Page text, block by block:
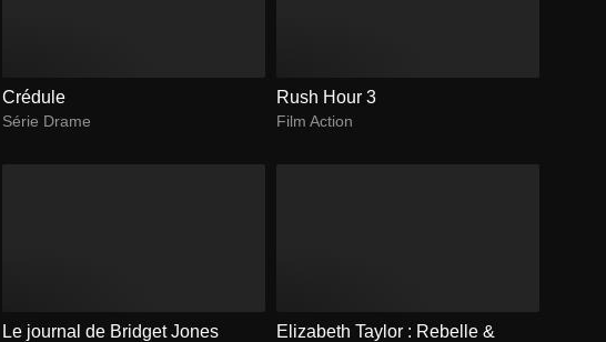
Crédule
Série Drame
Rush Hour 3
Film Action
Le journal de Bridget Jones
Elizabeth Taylor : Rebelle &